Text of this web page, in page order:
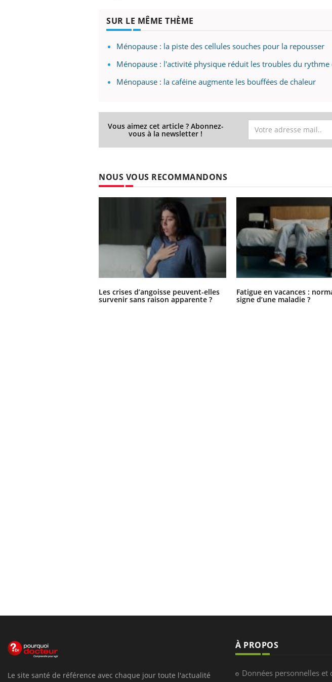
SUR LE MÊME THÈME
Ménopause : la piste des cellules souches pour la repousser
Ménopause : l'activité physique réduit les troubles du rythme
Ménopause : la caféine augmente les bouffées de chaleur
Vous aimez cet article ? Abonnez-
vous à la newsletter !
NOUS VOUS RECOMMANDONS
Les crises d’angoisse peuvent-elles
survenir sans raison apparente ?
Fatigue en vacances :
signe d’une maladie ?
Le site santé de référence avec chaque jour toute l'actualité
À PROPOS
Données personnelles et